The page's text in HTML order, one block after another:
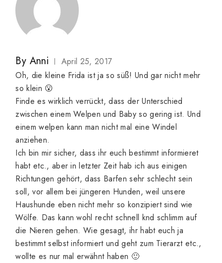
By Anni
April 25, 2017
Oh, die kleine Frida ist ja so süß! Und gar nicht mehr
so klein 😮
Finde es wirklich verrückt, dass der Unterschied
zwischen einem Welpen und Baby so gering ist. Und
einem welpen kann man nicht mal eine Windel
anziehen.
Ich bin mir sicher, dass ihr euch bestimmt informieret
habt etc., aber in letzter Zeit hab ich aus einigen
Richtungen gehört, dass Barfen sehr schlecht sein
soll, vor allem bei jüngeren Hunden, weil unsere
Haushunde eben nicht mehr so konzipiert sind wie
Wölfe. Das kann wohl recht schnell knd schlimm auf
die Nieren gehen. Wie gesagt, ihr habt euch ja
bestimmt selbst informiert und geht zum Tierarzt etc.,
wollte es nur mal erwähnt haben 🙂